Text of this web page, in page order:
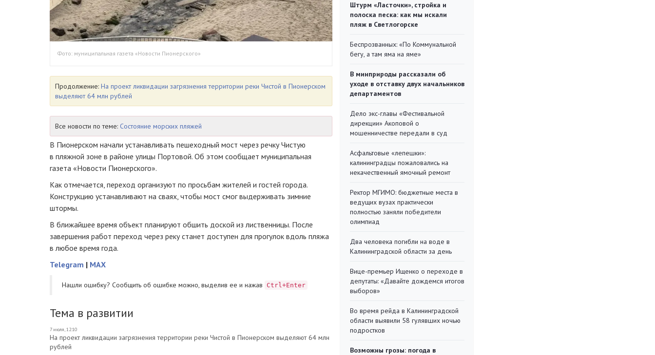
Фото: муниципальная газета «Новости Пионерского»
Продолжение: На проект ликвидации загрязнения территории реки Чистой в Пионерском
выделяют 64 млн рублей
Все новости по теме: Состояние морских пляжей
В Пионерском начали устанавливать пешеходный мост через речку Чистую
в пляжной зоне в районе улицы Портовой. Об этом сообщает муниципальная
газета «Новости Пионерского».
Как отмечается, переход организуют по просьбам жителей и гостей города.
Конструкцию устанавливают на сваях, чтобы мост смог выдерживать зимние
штормы.
В ближайшее время объект планируют обшить доской из лиственницы. После
завершения работ переход через реку станет доступен для прогулок вдоль пляжа
в любое время года.
Telegram | MAX
Нашли ошибку? Cообщить об ошибке можно, выделив ее и нажав Ctrl+Enter
Тема в развитии
7 июля, 12:10
На проект ликвидации загрязнения территории реки Чистой в Пионерском выделяют 64 млн
рублей
Штурм «Ласточки», стройка и
полоска песка: как мы искали
пляж в Светлогорске
Беспрозванных: «По Коммунальной
бегу, а там яма на яме»
В минприроды рассказали об
уходе в отставку двух начальников
департаментов
Дело экс-главы «Фестивальной
дирекции» Акоповой о
мошенничестве передали в суд
Асфальтовые «лепешки»:
калининградцы пожаловались на
некачественный ямочный ремонт
Ректор МГИМО: бюджетные места в
ведущих вузах практически
полностью заняли победители
олимпиад
Два человека погибли на воде в
Калининградской области за день
Вице-премьер Ищенко о переходе в
депутаты: «Давайте дождемся итогов
выборов»
Во время рейда в Калининградской
области выявили 58 гулявших ночью
подростков
Возможны грозы: погода в